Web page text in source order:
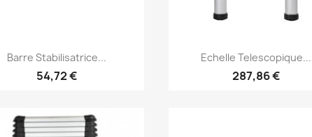
Aperçu rapide
Barre Stabilisatrice...
54,72 €
Aperçu rapide
Echelle Telescopique...
287,86 €